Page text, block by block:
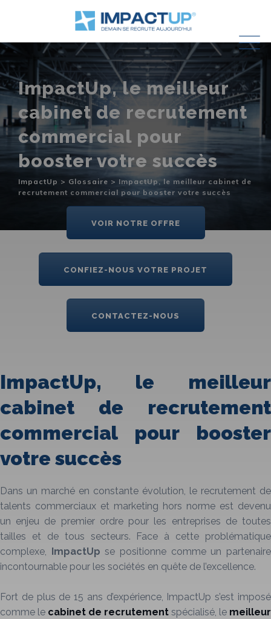
ImpactUp, le meilleur
cabinet de recrutement
commercial pour
booster votre succès
ImpactUp > Glossaire > ImpactUp, le meilleur cabinet de
recrutement commercial pour booster votre succès
VOIR NOTRE OFFRE
CONFIEZ-NOUS VOTRE PROJET
CONTACTEZ-NOUS
ImpactUp, le meilleur
cabinet de recrutement
commercial pour booster
votre succès
Dans un marché en constante évolution, le recrutement de
talents commerciaux et marketing hors norme est devenu
un enjeu de premier ordre pour les entreprises de toutes
tailles et de tous secteurs. Face à cette problématique
complexe,
ImpactUp se positionne comme un partenaire
incontournable pour les sociétés en quête de l’excellence.
Fort de plus de 15 ans d’expérience, ImpactUp s’est imposé
comme le cabinet de recrutement spécialisé, le meilleur